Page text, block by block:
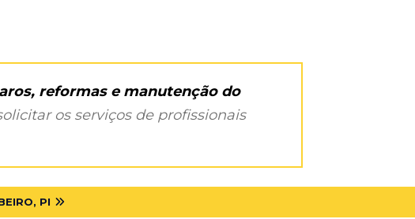
reformas e manutenção do
os serviços de profissionais
PI